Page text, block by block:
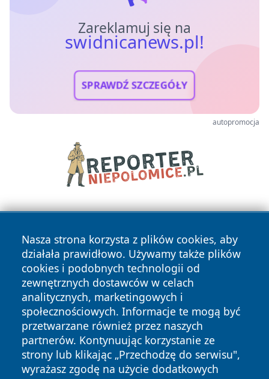
Zareklamuj się na
swidnicanews.pl!
SPRAWDŹ SZCZEGÓŁY
autopromocja
Nasza strona korzysta z plików cookies, aby
działała prawidłowo. Używamy także plików
cookies i podobnych technologii od
zewnętrznych dostawców w celach
analitycznych, marketingowych i
społecznościowych. Informacje te mogą być
przetwarzane również przez naszych
partnerów. Kontynuując korzystanie ze
strony lub klikając „Przechodzę do serwisu",
wyrażasz zgodę na użycie dodatkowych
Copyright © 2026 swidnicanews.pl Wszystkie prawa
zastrzeżone.
News Autorzy
Polityka
Prywatności
Polityka
Cookies